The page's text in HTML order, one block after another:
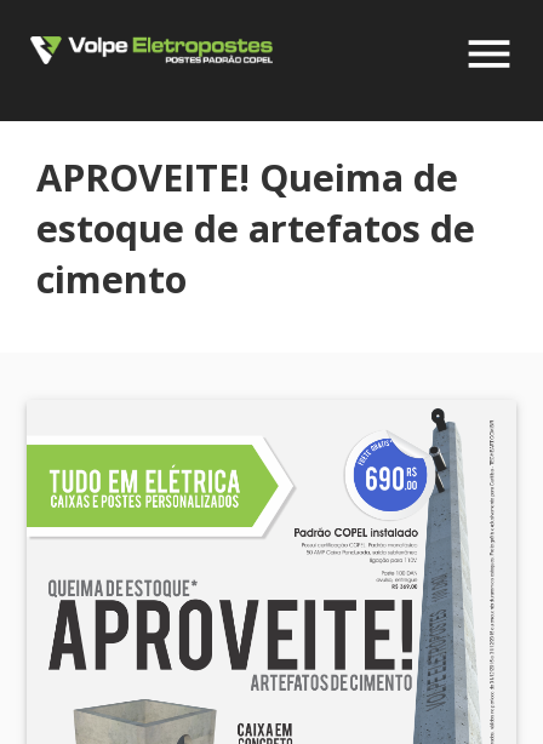
menu
APROVEITE! Queima de
estoque de artefatos de
cimento